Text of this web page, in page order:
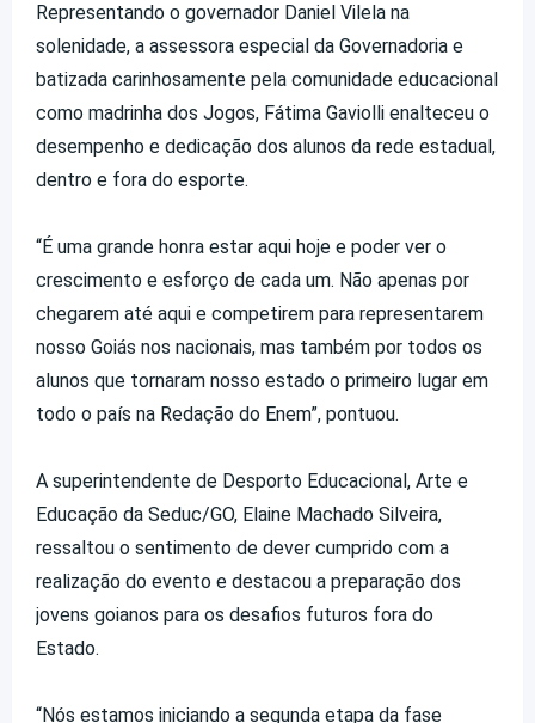
Representando o governador Daniel Vilela na
solenidade, a assessora especial da Governadoria e
batizada carinhosamente pela comunidade educacional
como madrinha dos Jogos, Fátima Gaviolli enalteceu o
desempenho e dedicação dos alunos da rede estadual,
dentro e fora do esporte.
“É uma grande honra estar aqui hoje e poder ver o
crescimento e esforço de cada um. Não apenas por
chegarem até aqui e competirem para representarem
nosso Goiás nos nacionais, mas também por todos os
alunos que tornaram nosso estado o primeiro lugar em
todo o país na Redação do Enem”, pontuou.
A superintendente de Desporto Educacional, Arte e
Educação da Seduc/GO, Elaine Machado Silveira,
ressaltou o sentimento de dever cumprido com a
realização do evento e destacou a preparação dos
jovens goianos para os desafios futuros fora do
Estado.
“Nós estamos iniciando a segunda etapa da fase